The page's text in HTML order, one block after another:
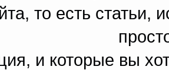
то есть
и которые вы